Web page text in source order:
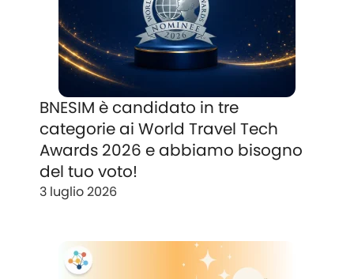
BNESIM è candidato in tre
categorie ai World Travel Tech
Awards 2026 e abbiamo bisogno
del tuo voto!
3 luglio 2026